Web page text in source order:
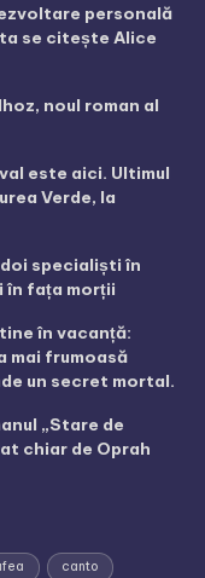
personală
se citește Alice
noul roman al
este aici. Ultimul
Verde, la
specialiști în
în fața morții
în vacanță:
mai frumoasă
un secret mortal.
„Stare de
chiar de Oprah
canto